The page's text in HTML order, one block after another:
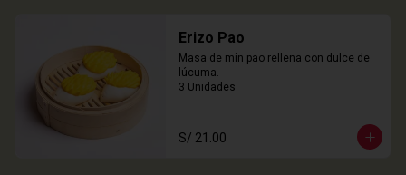
Erizo Pao
Masa de min pao rellena con dulce de
lúcuma.
3 Unidades
S/ 21.00